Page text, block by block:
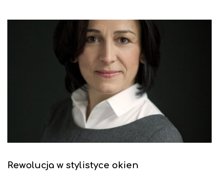
Rewolucja w stylistyce okien